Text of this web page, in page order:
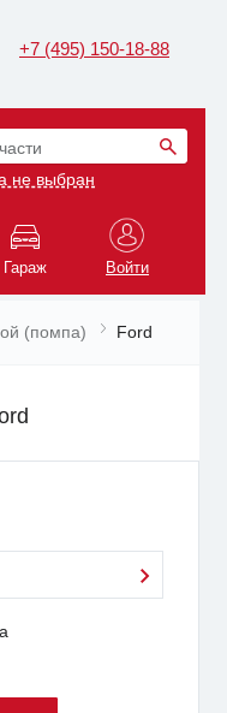
+7 (495) 150-18-88
не выбран
Гараж Войти
(помпа) Ford